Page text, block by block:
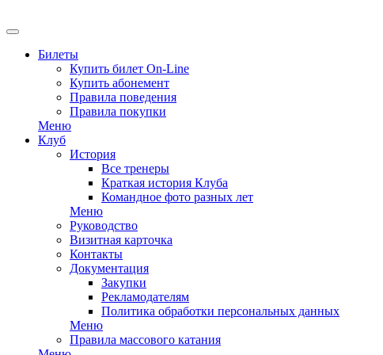
Билеты
Купить билет On-Line
Купить абонемент
Правила поведения
Правила покупки
Меню
Клуб
История
Все тренеры
Краткая история Клуба
Командное фото разных лет
Меню
Руководство
Визитная карточка
Контакты
Документация
Закупки
Рекламодателям
Политика обработки персональных данных
Меню
Правила массового катания